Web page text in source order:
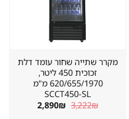
מקרר שתייה שחור עומד דלת
זכוכית 450 ליטר,
620/655/1970 מ"מ
SCCT450-SL
3,222₪ המחיר
המקורי
2,890₪ המחיר
הנוכחי